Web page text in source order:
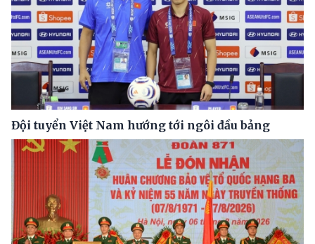
Đội tuyển Việt Nam hướng tới ngôi đầu bảng